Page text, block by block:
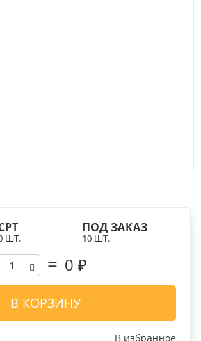
ШТ.
ПОД ЗАКАЗ
10 ШТ.
0 ₽
В КОРЗИНУ
В избранное